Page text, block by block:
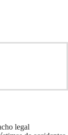
legal